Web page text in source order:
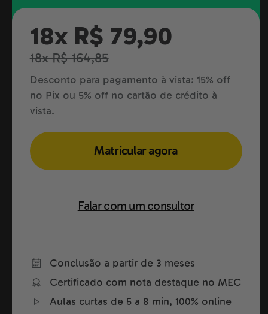
18x R$ 79,90
18x R$ 164,85
Desconto para pagamento à vista: 15% off
no Pix ou 5% off no cartão de crédito à
vista.
Matricular agora
Falar com um consultor
Conclusão a partir de 3 meses
Certificado com nota destaque no MEC
Aulas curtas de 5 a 8 min, 100% online